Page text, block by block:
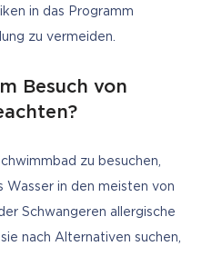
in das Programm
zu vermeiden.
Besuch von
zu besuchen,
Wasser in den meisten von
Schwangeren allergische
nach Alternativen suchen,